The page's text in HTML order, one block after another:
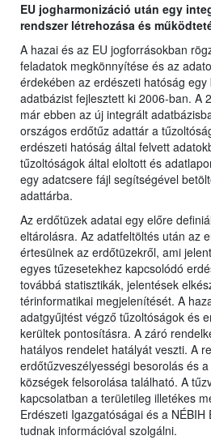
EU jogharmonizáció után egy
rendszer létrehozása és
A hazai és az EU jogforrásokban
feladatok megkönnyítése és az
érdekében az erdészeti hatóság
adatbázist fejlesztett ki 2006-ban. A
már ebben az új integrált
országos erdőtűz adattár a
erdészeti hatóság által felvett
tűzoltóságok által eloltott és
egy adatcsere fájl segítségével
adattárba.
Az erdőtüzek adatai egy előre
eltárolásra. Az adatfeltöltés után az
értesülnek az erdőtüzekről, ami
egyes tűzesetekhez kapcsolódó
továbbá statisztikák, jelentések
térinformatikai megjelenítését. A
adatgyűjtést végző tűzoltóságok és
kerültek pontosításra. A záró
hatályos rendelet hatályát veszti. A
erdőtűzveszélyességi besorolás és
községek felsorolása található. A
kapcsolatban a területileg illetékes
Erdészeti Igazgatóságai és a
tudnak információval szolgálni.